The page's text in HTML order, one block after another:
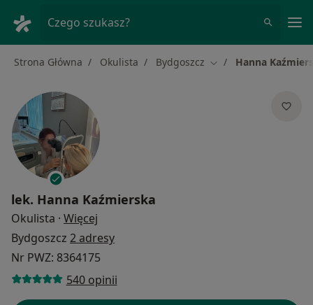
Czego szukasz?
Strona Główna Okulista Bydgoszcz Zmień miasto
Hanna
lek. Hanna Kaźmierska
Okulista · Więcej
Bydgoszcz 2 adresy
Nr PWZ: 8364175
540 opinii